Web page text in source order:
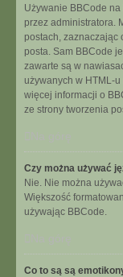
Używanie BBCode
przez administratora.
postach, zaznaczając
posta. Sam BBCode
zawarte są w
używanych w HTML-u
więcej informacji o
ze strony tworzenia
Czy można używać
Nie. Nie można
Większość
używając BBCode.
Co to są są